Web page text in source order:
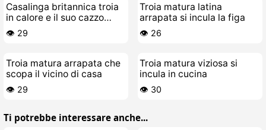
Casalinga britannica troia
in calore e il suo cazzo
giocattolo preferito
👁️ 29
Troia matura latina
arrapata si incula la figa
👁️ 26
Troia matura arrapata che
scopa il vicino di casa
👁️ 29
Troia matura viziosa si
incula in cucina
👁️ 30
Ti potrebbe interessare anche...